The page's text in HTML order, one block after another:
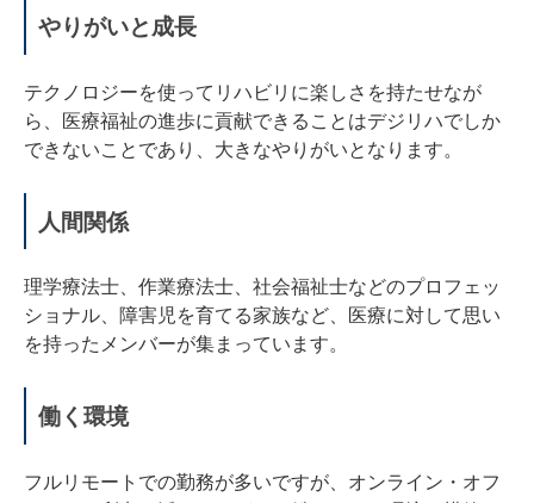
やりがいと成長
テクノロジーを使ってリハビリに楽しさを持たせなが
ら、医療福祉の進歩に貢献できることはデジリハでしか
できないことであり、大きなやりがいとなります。
人間関係
理学療法士、作業療法士、社会福祉士などのプロフェッ
ショナル、障害児を育てる家族など、医療に対して思い
を持ったメンバーが集まっています。
働く環境
フルリモートでの勤務が多いですが、オンライン・オフ